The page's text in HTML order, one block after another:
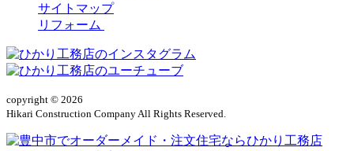
サイトマップ
リフォーム
copyright © 2026
Hikari Construction Company All Rights Reserved.